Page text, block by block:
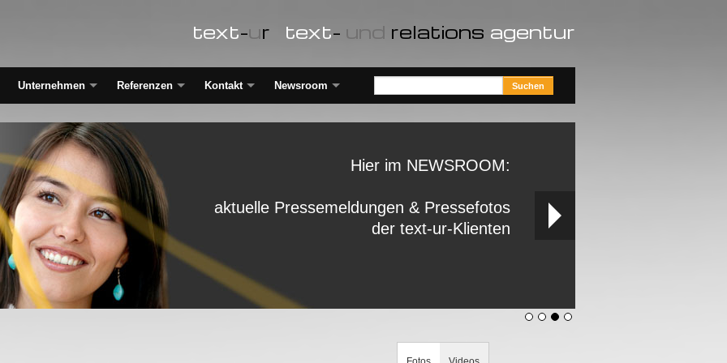
text-ur text- und relations agentur
Unternehmen Referenzen Kontakt Newsroom
Hier im NEWSROOM:
aktuelle Pressemeldungen & Pressefotos
der text-ur-Klienten
Fotos Videos